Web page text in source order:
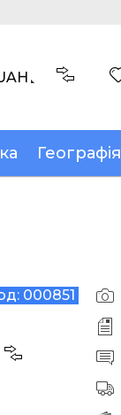
Географія
000851